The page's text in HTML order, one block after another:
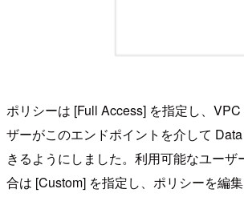
ポリシーは [Full Access] を指定し、
ザーがこのエンドポイントを介して
きるようにしました。利用可能なユーザ
合は [Custom] を指定し、ポリシーを編集